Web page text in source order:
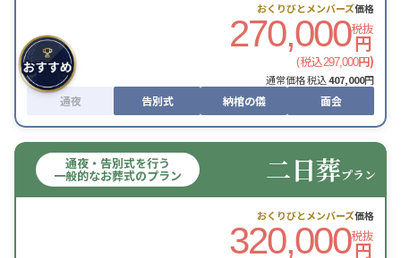
おくりびとメンバーズ価格
270,000税抜
円
(税込297,000円)
通常価格 税込407,000円
通夜 告別式 納棺の儀 面会
通夜・告別式を行う
一般的なお葬式のプラン 二日葬プラン
おくりびとメンバーズ価格
320,000税抜
円